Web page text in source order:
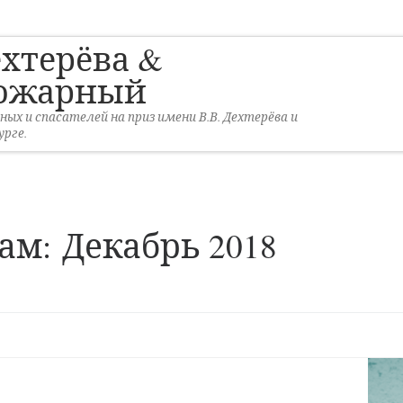
&
и спасателей на приз имени В.В. Дехтерёва и
Декабрь 2018